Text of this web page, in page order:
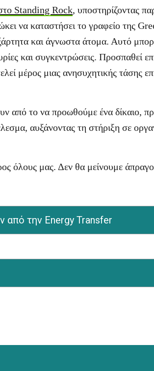
Standing Rock, υποστηρίζοντας
να καταστήσει το γραφείο της
και άγνωστα άτομα. Αυτό
και συγκεντρώσεις. Προσπαθεί
μέρος μιας ανησυχητικής τάσης
το να προωθούμε ένα δίκαιο,
αυξάνοντας τη στήριξη σε
όλους μας. Δεν θα μείνουμε
από την Energy Transfer